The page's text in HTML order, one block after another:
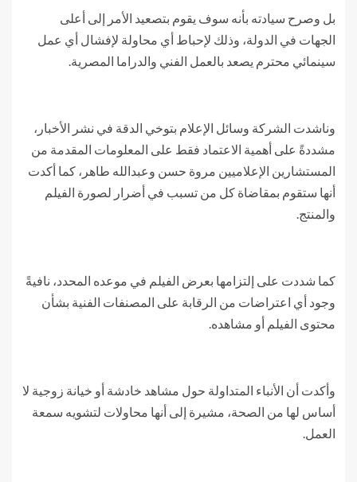
بل وصرح سيادته بأنه سوف يقوم بتصعيد الأمر إلى أعلى
الجهات في الدولة، وذلك لإحباط أي محاولة لإفشال أي عمل
سينمائي محترم يصعد بالعمل الفني والدراما المصرية.
وناشدت الشركة وسائل الإعلام بتوخي الدقة في نشر الأخبار،
مشددةً على أهمية الاعتماد فقط على المعلومات المقدمة من
المستشارين الإعلاميين مروة حسن وعبدالله طاهر، كما أكدت
أنها ستقوم بمقاضاة كل من تسبب في أضرار لصورة الفيلم
والمنتج.
كما شددت على إلتزامها بعرض الفيلم في موعده المحدد، نافيةً
وجود أي اعتراضات من الرقابة على المصنفات الفنية بشأن
محتوى الفيلم أو مشاهده.
وأكدت أن الأنباء المتداولة حول مشاهد خادشة أو خيانة زوجية لا
أساس لها من الصحة، مشيرة إلى أنها محاولات لتشويه سمعة
العمل.